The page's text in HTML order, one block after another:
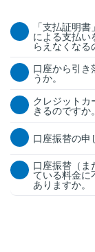
「支払証明
による支払い
らえなくなる
口座から引き
うか。
クレジットカ
きるのですか。
口座振替の申
口座振替（ま
ている料金に
ありますか。